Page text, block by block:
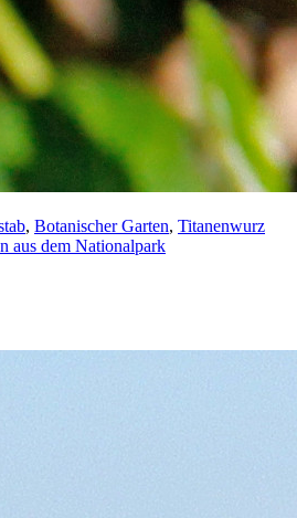
, Botanischer Garten, Titanenwurz
aus dem Nationalpark